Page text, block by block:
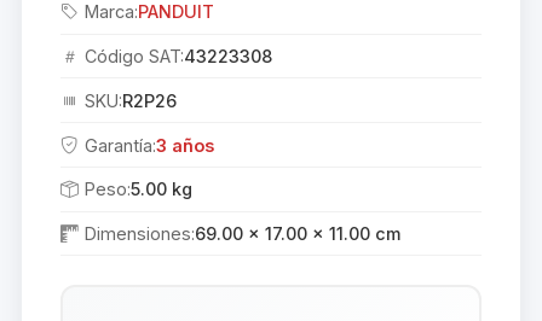
Marca:PANDUIT
Código SAT:43223308
SKU:R2P26
Garantía:3 años
Peso:5.00 kg
Dimensiones:69.00 × 17.00 × 11.00 cm